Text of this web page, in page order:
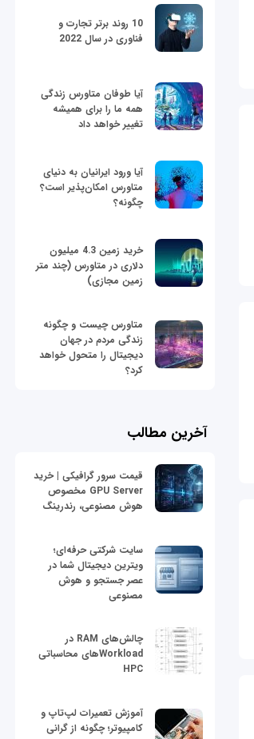
10 روند برتر تجارت و
فناوری در سال 2022
آیا طوفان متاورس زندگی
همه ما را برای همیشه
تغییر خواهد داد
آیا ورود ایرانیان به دنیای
متاورس امکان‌پذیر است؟
چگونه؟
خرید زمین 4.3 میلیون
دلاری در متاورس (چند متر
زمین مجازی)
متاورس چیست و چگونه
زندگی مردم در جهان
دیجیتال را متحول خواهد
کرد؟
آخرین مطالب
قیمت سرور گرافیکی | خرید
GPU Server مخصوص
هوش مصنوعی، رندرینگ
سایت شرکتی حرفه‌ای؛
ویترین دیجیتال شما در
عصر جستجو و هوش
مصنوعی
چالش‌های RAM در
Workloadهای محاسباتی
HPC
آموزش تعمیرات لپ‌تاپ و
کامپیوتر؛ چگونه از گرانی